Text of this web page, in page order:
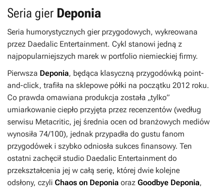
Seria gier Deponia
Seria humorystycznych gier przygodowych, wykreowana
przez Daedalic Entertainment. Cykl stanowi jedną z
najpopularniejszych marek w portfolio niemieckiej firmy.
Pierwsza Deponia, będąca klasyczną przygodówką point-
and-click, trafiła na sklepowe półki na początku 2012 roku.
Co prawda omawiana produkcja została „tylko”
umiarkowanie ciepło przyjęta przez recenzentów (według
serwisu Metacritic, jej średnia ocen od branżowych mediów
wynosiła 74/100), jednak przypadła do gustu fanom
przygodówek i szybko odniosła sukces finansowy. Ten
ostatni zachęcił studio Daedalic Entertainment do
przekształcenia jej w całą serię, której dwie kolejne
odsłony, czyli Chaos on Deponia oraz Goodbye Deponia,